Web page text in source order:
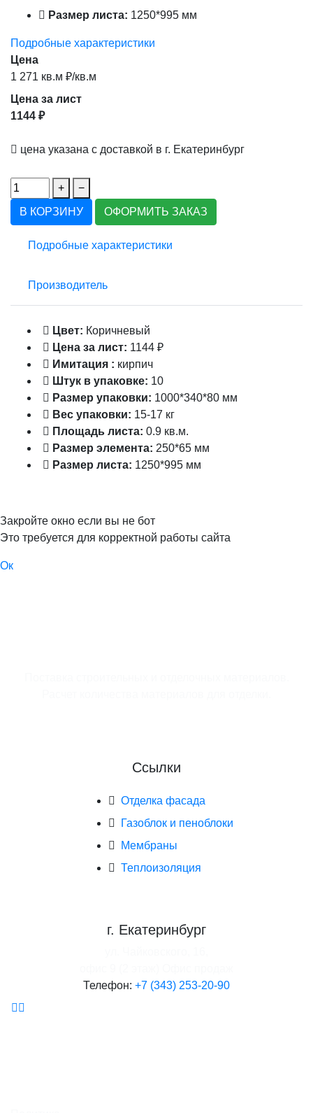
Размер листа: 1250*995 мм
Подробные характеристики
Цена
1 271 кв.м ₽/кв.м
Цена за лист
1144 ₽
цена указана с доставкой в г. Екатеринбург
+
−
В КОРЗИНУ
ОФОРМИТЬ ЗАКАЗ
Подробные характеристики
Производитель
Цвет: Коричневый
Цена за лист: 1144 ₽
Имитация : кирпич
Штук в упаковке: 10
Размер упаковки: 1000*340*80 мм
Вес упаковки: 15-17 кг
Площадь листа: 0.9 кв.м.
Размер элемента: 250*65 мм
Размер листа: 1250*995 мм
Закройте окно если вы не бот
Это требуется для корректной работы сайта
Ок
Ссылки
Отделка фасада
Газоблок и пеноблоки
Мембраны
Теплоизоляция
г. Екатеринбург
Телефон: +7 (343) 253-20-90